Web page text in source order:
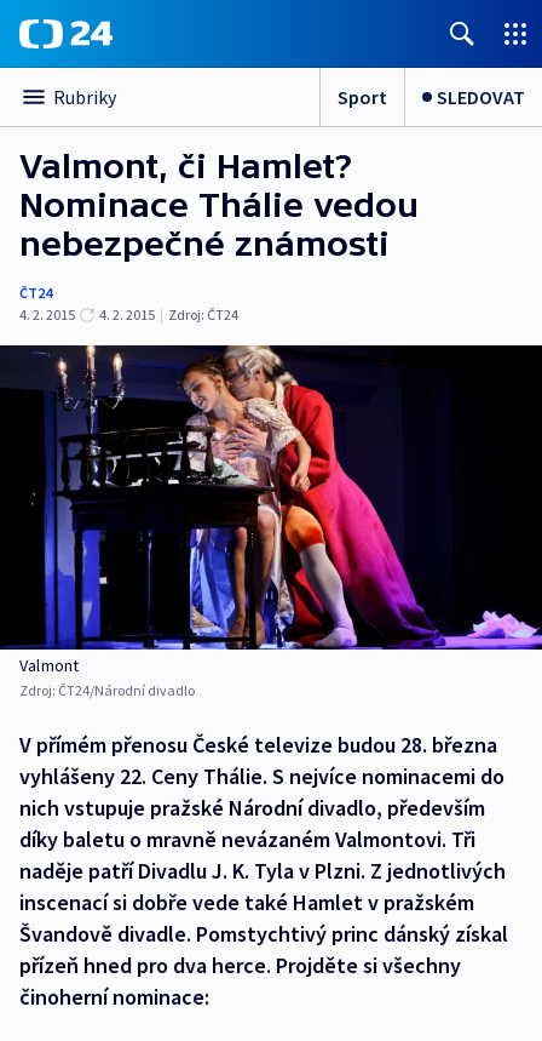
Rubriky Sport SLEDOVAT
Valmont, či Hamlet?
Nominace Thálie vedou
nebezpečné známosti
ČT24
4. 2. 2015
4. 2. 2015 | Zdroj: ČT24
Valmont
Zdroj: ČT24/Národní divadlo
V přímém přenosu České televize budou 28. března
vyhlášeny 22. Ceny Thálie. S nejvíce nominacemi do
nich vstupuje pražské Národní divadlo, především
díky baletu o mravně nevázaném Valmontovi. Tři
naděje patří Divadlu J. K. Tyla v Plzni. Z jednotlivých
inscenací si dobře vede také Hamlet v pražském
Švandově divadle. Pomstychtivý princ dánský získal
přízeň hned pro dva herce. Projděte si všechny
činoherní nominace: